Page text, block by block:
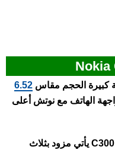
كبيرة الحجم مقاس 6.52
الهاتف مع نوتش أعلى
هاتف نوكيا C300 يأتي مزود بثلاث